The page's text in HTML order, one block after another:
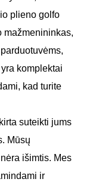
plieno golfo
mažmenininkas,
komplektai
kad turite
suteikti jums
Mūsų
išimtis. Mes
ir